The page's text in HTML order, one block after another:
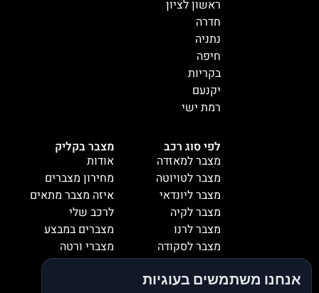
מצבר בקליק
אודות
מחירון מצברים
איזה מצבר מתאים
לרכב שלי
מצברים במבצע
מצברי ורטה
מצברי שנפ
לפי סוג רכב
מצבר למאזדה
מצבר לטויוטה
מצבר ליונדאי
מצבר לקיה
מצבר לרנו
מצבר לסקודה
מצבר למיציבושי
מצבר לסובארו
ראשון לציון
חדרה
נתניה
חיפה
בקריות
יקנעם
רמת ישי
אנחנו משתמשים בעוגיות